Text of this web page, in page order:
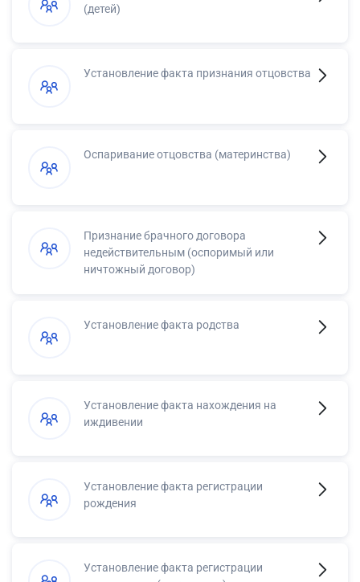
(детей)
Установление факта признания отцовства
Оспаривание отцовства (материнства)
Признание брачного договора
недействительным (оспоримый или
ничтожный договор)
Установление факта родства
Установление факта нахождения на
иждивении
Установление факта регистрации
рождения
Установление факта регистрации